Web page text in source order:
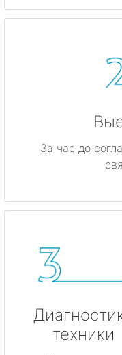
За час до
техники